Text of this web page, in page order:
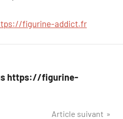
figurine-addict.fr
https://figurine-
Article suivant